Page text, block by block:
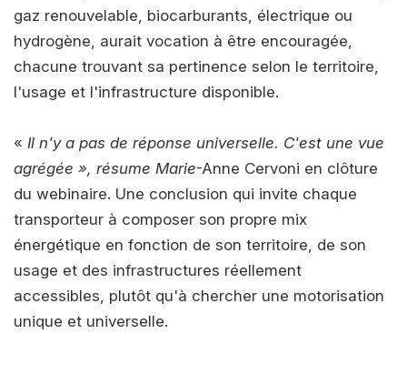
gaz renouvelable, biocarburants, électrique ou
hydrogène, aurait vocation à être encouragée,
chacune trouvant sa pertinence selon le territoire,
l'usage et l'infrastructure disponible.
« Il n'y a pas de réponse universelle. C'est une vue
agrégée », résume Marie-Anne Cervoni en clôture
du webinaire. Une conclusion qui invite chaque
transporteur à composer son propre mix
énergétique en fonction de son territoire, de son
usage et des infrastructures réellement
accessibles, plutôt qu'à chercher une motorisation
unique et universelle.